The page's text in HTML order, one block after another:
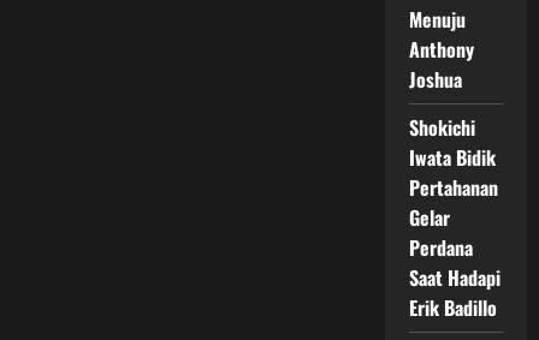
Menuju
Anthony
Joshua
Shokichi
Iwata Bidik
Pertahanan
Gelar
Perdana
Saat Hadapi
Erik Badillo